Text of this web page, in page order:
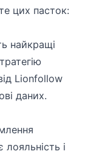
цих пасток:
найкращі
Lionfollow
даних.
і